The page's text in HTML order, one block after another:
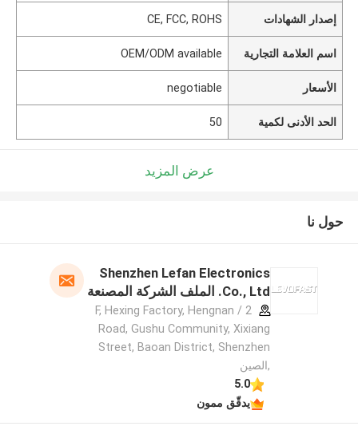
إصدار الشهادات CE, FCC, ROHS
اسم العلامة التجارية OEM/ODM available
الأسعار negotiable
الحد الأدنى لكمية 50
عرض المزيد
حول نا
Shenzhen Lefan Electronics
Co., Ltd. الملف الشركة المصنعة
2 / F, Hexing Factory, Hengnan
Road, Gushu Community, Xixiang
Street, Baoan District, Shenzhen
,الصين
5.0
يدقّق ممون